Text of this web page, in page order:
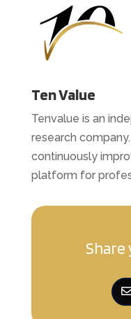
Ten Value
Tenvalue is an
research
continuously
platform for
Share